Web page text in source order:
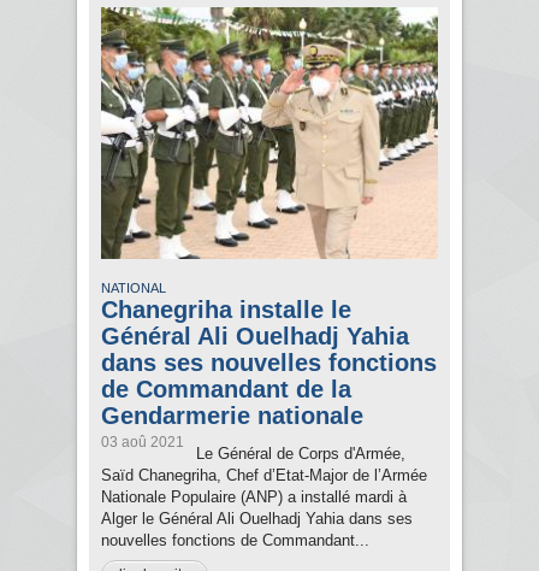
NATIONAL
Chanegriha installe le
Général Ali Ouelhadj Yahia
dans ses nouvelles fonctions
de Commandant de la
Gendarmerie nationale
03 aoû 2021
Le Général de Corps d'Armée,
Saïd Chanegriha, Chef d’Etat-Major de l’Armée
Nationale Populaire (ANP) a installé mardi à
Alger le Général Ali Ouelhadj Yahia dans ses
nouvelles fonctions de Commandant...